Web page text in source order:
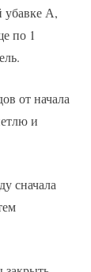
убавке А,
по 1
от начала
и
сначала